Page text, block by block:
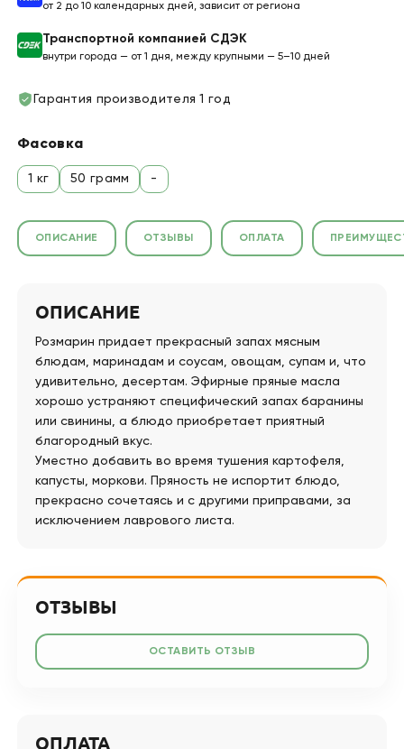
от 2 до 10 календарных дней, зависит от региона
Транспортной компанией СДЭК
внутри города — от 1 дня, между крупными — 5–10 дней
Гарантия производителя 1 год
Фасовка
1 кг 50 грамм -
ОПИСАНИЕ ОТЗЫВЫ ОПЛАТА
ОПИСАНИЕ
Розмарин придает прекрасный запах мясным
блюдам, маринадам и соусам, овощам, супам и, что
удивительно, десертам. Эфирные пряные масла
хорошо устраняют специфический запах баранины
или свинины, а блюдо приобретает приятный
благородный вкус.
Уместно добавить во время тушения картофеля,
капусты, моркови. Пряность не испортит блюдо,
прекрасно сочетаясь и с другими приправами, за
исключением лаврового листа.
ОТЗЫВЫ
ОСТАВИТЬ ОТЗЫВ
ОПЛАТА